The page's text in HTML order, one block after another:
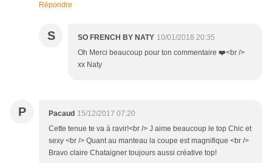
Répondre
S SO FRENCH BY NATY 10/01/2018 20:35
Oh Merci beaucoup pour ton commentaire ❤️<br />
xx Naty
P Pacaud 15/12/2017 07:20
Cette tenue te va à ravir!<br /> J aime beaucoup le top Chic et
sexy <br /> Quant au manteau la coupe est magnifique <br />
Bravo claire Chataigner toujours aussi créative top!